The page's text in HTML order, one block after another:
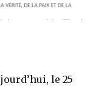
le 25